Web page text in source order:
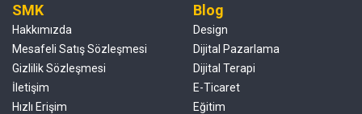
SMK
Hakkımızda
Mesafeli Satış Sözleşmesi
Gizlilik Sözleşmesi
İletişim
Hızlı Erişim
Blog
Design
Dijital Pazarlama
Dijital Terapi
E-Ticaret
Eğitim